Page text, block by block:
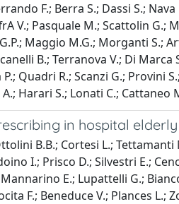
F.; Berra S.; Dassi S.;
V.; Pasquale M.; Scattolin G.;
Maggio M.G.; Morganti S.;
B.; Terranova V.; Di Marca
Quadri R.; Scanzi G.; Provini
Harari S.; Lonati C.; Cattaneo
in hospital
B.B.; Cortesi L.;
I.; Prisco D.; Silvestri E.;
E.; Lupattelli G.;
F.; Beneduce V.; Plances L.;